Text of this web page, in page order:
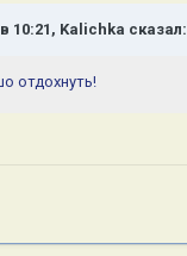
10:21, Kalichka сказал:
отдохнуть!